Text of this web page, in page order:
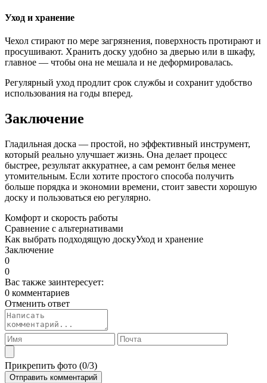
Уход и хранение
Чехол стирают по мере загрязнения, поверхность протирают и
просушивают. Хранить доску удобно за дверью или в шкафу,
главное — чтобы она не мешала и не деформировалась.
Регулярный уход продлит срок службы и сохранит удобство
использования на годы вперед.
Заключение
Гладильная доска — простой, но эффективный инструмент,
который реально улучшает жизнь. Она делает процесс
быстрее, результат аккуратнее, а сам ремонт белья менее
утомительным. Если хотите простого способа получить
больше порядка и экономии времени, стоит завести хорошую
доску и пользоваться ею регулярно.
Комфорт и скорость работы
Сравнение с альтернативами
Как выбрать подходящую доскуУход и хранение
Заключение
0
0
Вас также заинтересует:
0 комментариев
Отменить ответ
Прикрепить фото (0/3)